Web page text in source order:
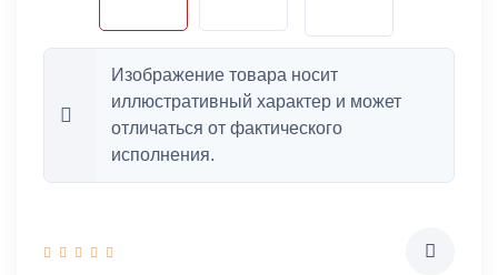
Изображение товара носит
иллюстративный характер и может
отличаться от фактического
исполнения.